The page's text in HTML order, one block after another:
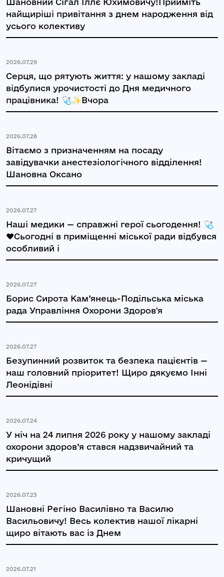
найщиріші привітання з днем народження від
усього колективу
2026.07.29
Серця, що рятують життя: у нашому закладі
відбулися урочистості до Дня медичного
працівника! 🩺✨Вчора
2026.07.28
Вітаємо з призначенням на посаду
завідувачки анестезіологічного відділення!
Шановна Оксано
2026.07.27
Наші медики — справжні герої сьогодення! 🩺
❤️Сьогодні в приміщенні міської ради відбувся
особливий і
2026.07.27
Борис Сирота Кам’янець-Подільська міська
рада Управління Охорони Здоров'я
2026.07.27
Безупинний розвиток та безпека пацієнтів —
наш головний пріоритет! Щиро дякуємо Інні
Леонідівні
2026.07.24
У ніч на 24 липня 2026 року у нашому закладі
охорони здоров’я стався надзвичайний та
кричущий
2026.07.23
Шановні Регіно Василівно та Василю
Васильовичу! Весь колектив нашої лікарні
щиро вітають вас із Днем
2026.07.21